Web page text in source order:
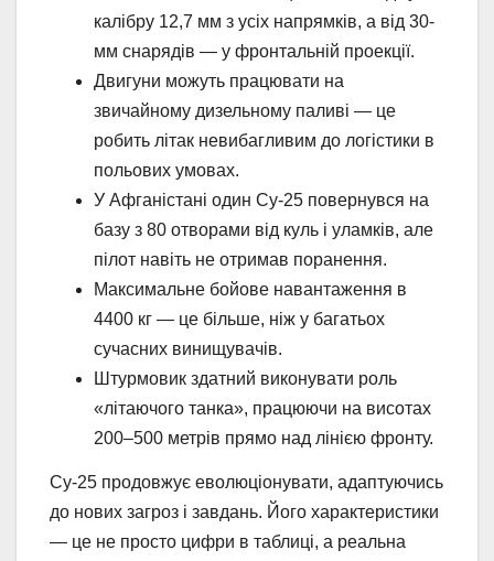
калібру 12,7 мм з усіх напрямків, а від 30-
мм снарядів — у фронтальній проекції.
Двигуни можуть працювати на
звичайному дизельному паливі — це
робить літак невибагливим до логістики в
польових умовах.
У Афганістані один Су-25 повернувся на
базу з 80 отворами від куль і уламків, але
пілот навіть не отримав поранення.
Максимальне бойове навантаження в
4400 кг — це більше, ніж у багатьох
сучасних винищувачів.
Штурмовик здатний виконувати роль
«літаючого танка», працюючи на висотах
200–500 метрів прямо над лінією фронту.
Су-25 продовжує еволюціонувати, адаптуючись
до нових загроз і завдань. Його характеристики
— це не просто цифри в таблиці, а реальна